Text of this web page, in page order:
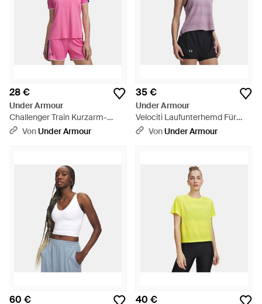
28 €
Under Armour
Challenger Train Kurzarm-
Oberteil Für Damen Frenzy
VonUnder Armour
35 €
Under Armour
Velociti Laufunterhemd Für
Damen Mauve Reflektierend -
VonUnder Armour
60 € 40 €